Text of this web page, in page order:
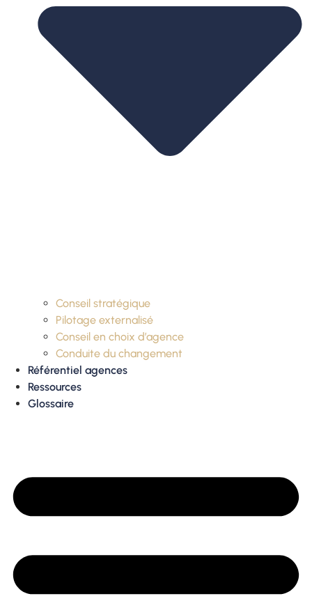
Conseil stratégique
Pilotage externalisé
Conseil en choix d’agence
Conduite du changement
Référentiel agences
Ressources
Glossaire